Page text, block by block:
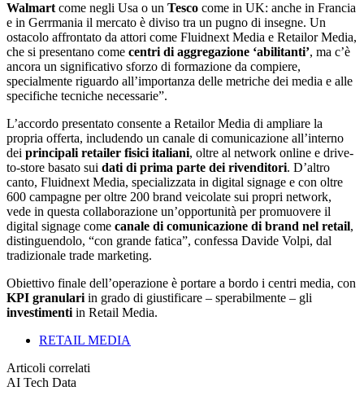
Walmart come negli Usa o un Tesco come in UK: anche in Francia
e in Gerrmania il mercato è diviso tra un pugno di insegne. Un
ostacolo affrontato da attori come Fluidnext Media e Retailor Media,
che si presentano come centri di aggregazione ‘abilitanti’, ma c’è
ancora un significativo sforzo di formazione da compiere,
specialmente riguardo all’importanza delle metriche dei media e alle
specifiche tecniche necessarie”.
L’accordo presentato consente a Retailor Media di ampliare la
propria offerta, includendo un canale di comunicazione all’interno
dei principali retailer fisici italiani, oltre al network online e drive-
to-store basato sui dati di prima parte dei rivenditori. D’altro
canto, Fluidnext Media, specializzata in digital signage e con oltre
600 campagne per oltre 200 brand veicolate sui propri network,
vede in questa collaborazione un’opportunità per promuovere il
digital signage come canale di comunicazione di brand nel retail,
distinguendolo, “con grande fatica”, confessa Davide Volpi, dal
tradizionale trade marketing.
Obiettivo finale dell’operazione è portare a bordo i centri media, con
KPI granulari in grado di giustificare – sperabilmente – gli
investimenti in Retail Media.
RETAIL MEDIA
Articoli correlati
AI Tech Data